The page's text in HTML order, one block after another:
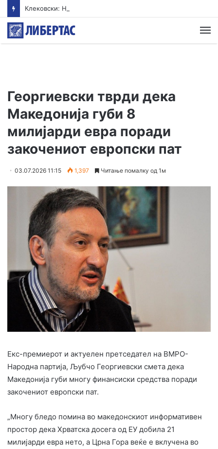
Георгиевски тврди дека
Македонија губи 8
милијарди евра поради
закочениот европски пат
03.07.2026 11:15 1,397 Читање помалку од 1м
Екс-премиерот и актуелен претседател на ВМРО-
Народна партија, Љубчо Георгиевски смета дека
Македонија губи многу финансиски средства поради
закочениот европски пат.
„Многу бледо помина во македонскиот информативен
простор дека Хрватска досега од ЕУ добила 21
милијарди евра нето, а Црна Гора веќе е вклучена во